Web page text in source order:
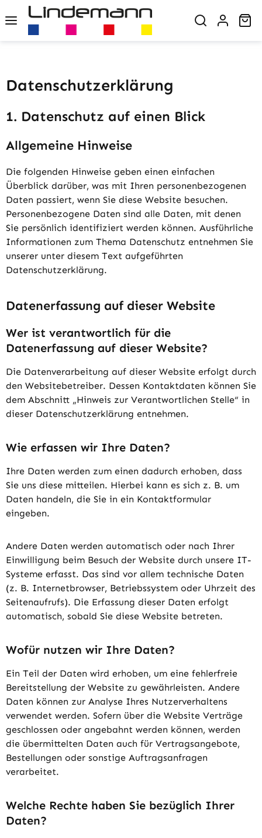
Zum Hauptinhalt springen
Datenschutz­erklärung
1. Datenschutz auf einen Blick
Allgemeine Hinweise
Die folgenden Hinweise geben einen einfachen
Überblick darüber, was mit Ihren personenbezogenen
Daten passiert, wenn Sie diese Website besuchen.
Personenbezogene Daten sind alle Daten, mit denen
Sie persönlich identifiziert werden können. Ausführliche
Informationen zum Thema Datenschutz entnehmen Sie
unserer unter diesem Text aufgeführten
Datenschutzerklärung.
Datenerfassung auf dieser Website
Wer ist verantwortlich für die
Datenerfassung auf dieser Website?
Die Datenverarbeitung auf dieser Website erfolgt durch
den Websitebetreiber. Dessen Kontaktdaten können Sie
dem Abschnitt „Hinweis zur Verantwortlichen Stelle“ in
dieser Datenschutzerklärung entnehmen.
Wie erfassen wir Ihre Daten?
Ihre Daten werden zum einen dadurch erhoben, dass
Sie uns diese mitteilen. Hierbei kann es sich z. B. um
Daten handeln, die Sie in ein Kontaktformular
eingeben.
Andere Daten werden automatisch oder nach Ihrer
Einwilligung beim Besuch der Website durch unsere IT-
Systeme erfasst. Das sind vor allem technische Daten
(z. B. Internetbrowser, Betriebssystem oder Uhrzeit des
Seitenaufrufs). Die Erfassung dieser Daten erfolgt
automatisch, sobald Sie diese Website betreten.
Wofür nutzen wir Ihre Daten?
Ein Teil der Daten wird erhoben, um eine fehlerfreie
Bereitstellung der Website zu gewährleisten. Andere
Daten können zur Analyse Ihres Nutzerverhaltens
verwendet werden. Sofern über die Website Verträge
geschlossen oder angebahnt werden können, werden
die übermittelten Daten auch für Vertragsangebote,
Bestellungen oder sonstige Auftragsanfragen
verarbeitet.
Welche Rechte haben Sie bezüglich Ihrer
Daten?